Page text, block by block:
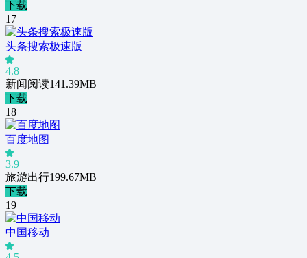
下载
17
头条搜索极速版
4.8
新闻阅读141.39MB
下载
18
百度地图
3.9
旅游出行199.67MB
下载
19
中国移动